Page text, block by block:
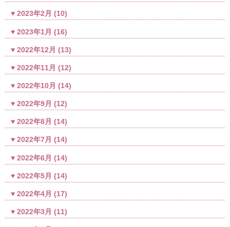
2023年2月 (10)
2023年1月 (16)
2022年12月 (13)
2022年11月 (12)
2022年10月 (14)
2022年9月 (12)
2022年8月 (14)
2022年7月 (14)
2022年6月 (14)
2022年5月 (14)
2022年4月 (17)
2022年3月 (11)